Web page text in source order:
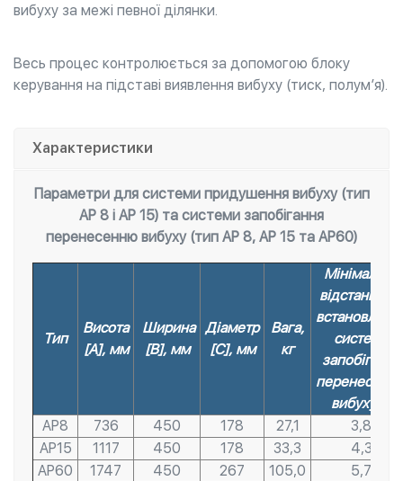
вибуху за межі певної ділянки.
Весь процес контролюється за допомогою блоку
керування на підставі виявлення вибуху (тиск, полум’я).
Характеристики
Параметри для системи придушення вибуху (тип
AP 8 і AP 15) та системи запобігання
перенесенню вибуху (тип AP 8, AP 15 та AP60)
Тип
Висота
[А], мм
Ширина
[В], мм
Діаметр
[С], мм
Вага,
кг
Мінімальна
відстань для
системи
запобігання
вибуху, м
AP8
736 450 178 27,1
3,8
AP15
1117 450 178 33,3
4,3
AP60
1747 450 267 105,0 5,7